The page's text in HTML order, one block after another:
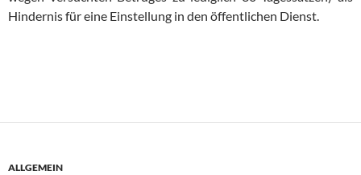
Hindernis für eine Einstellung in den öffentlichen Dienst.
ALLGEMEIN